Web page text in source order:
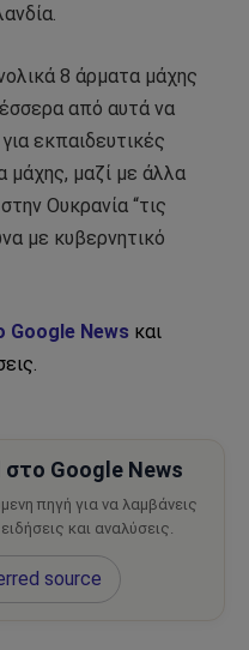
8 άρματα μάχης
από αυτά να
εκπαιδευτικές
μάχης, μαζί με άλλα
Ουκρανία “τις
με κυβερνητικό
Google News και
Google News
πηγή για να λαμβάνεις
και αναλύσεις.
source